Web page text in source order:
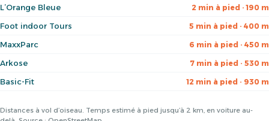
L’Orange Bleue 2 min à pied · 190 m
Foot indoor Tours 5 min à pied · 400 m
MaxxParc 6 min à pied · 450 m
Arkose 7 min à pied · 530 m
Basic-Fit 12 min à pied · 930 m
Distances à vol d’oiseau. Temps estimé à pied jusqu’à 2 km, en voiture au-